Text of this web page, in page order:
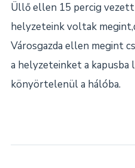
Üllő ellen 15 percig
helyzeteink voltak
Városgazda ellen megint
a helyzeteinket a
könyörtelenül a hálóba.